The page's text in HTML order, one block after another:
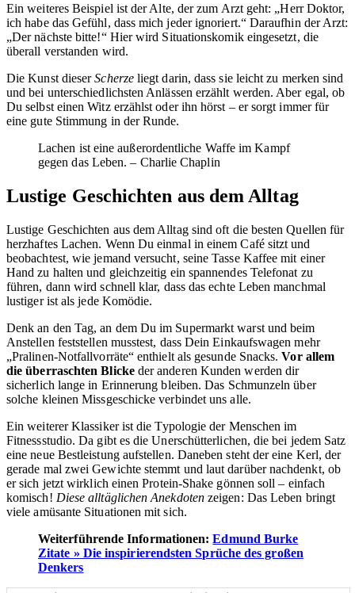
Ein weiteres Beispiel ist der Alte, der zum Arzt geht: „Herr Doktor,
ich habe das Gefühl, dass mich jeder ignoriert.“ Daraufhin der Arzt:
„Der nächste bitte!“ Hier wird Situationskomik eingesetzt, die
überall verstanden wird.
Die Kunst dieserScherzeliegt darin, dass sie leicht zu merken sind
und bei unterschiedlichsten Anlässen erzählt werden. Aber egal, ob
Du selbst einen Witz erzählst oder ihn hörst – er sorgt immer für
eine gute Stimmung in der Runde.
Lachen ist eine außerordentliche Waffe im Kampf
gegen das Leben. – Charlie Chaplin
Lustige Geschichten aus dem Alltag
Lustige Geschichten aus dem Alltag sind oft die besten Quellen für
herzhaftes Lachen. Wenn Du einmal in einem Café sitzt und
beobachtest, wie jemand versucht, seine Tasse Kaffee mit einer
Hand zu halten und gleichzeitig ein spannendes Telefonat zu
führen, dann wird schnell klar, dass das echte Leben manchmal
lustiger ist als jede Komödie.
Denk an den Tag, an dem Du im Supermarkt warst und beim
Anstellen feststellen musstest, dass Dein Einkaufswagen mehr
„Pralinen-Notfallvorräte“ enthielt als gesunde Snacks.Vor allem
die überraschten Blickeder anderen Kunden werden dir
sicherlich lange in Erinnerung bleiben. Das Schmunzeln über
solche kleinen Missgeschicke verbindet uns alle.
Ein weiterer Klassiker ist die Typologie der Menschen im
Fitnessstudio. Da gibt es die Unerschütterlichen, die bei jedem Satz
eine neue Bestleistung aufstellen. Daneben steht der eine Kerl, der
gerade mal zwei Gewichte stemmt und laut darüber nachdenkt, ob
er sich jetzt wirklich einen Protein-Shake gönnen soll – einfach
komisch! Diese alltäglichen Anekdotenzeigen: Das Leben bringt
viele amüsante Situationen mit sich.
Weiterführende Informationen:Edmund Burke
Zitate » Die inspirierendsten Sprüche des großen
Denkers